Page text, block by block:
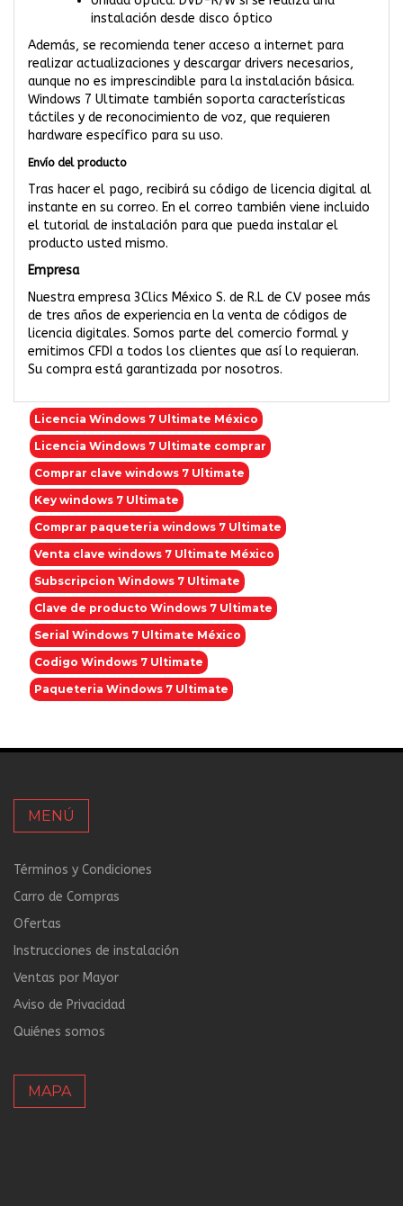
instalación desde disco óptico
Además, se recomienda tener acceso a internet para
realizar actualizaciones y descargar drivers necesarios,
aunque no es imprescindible para la instalación básica.
Windows 7 Ultimate también soporta características
táctiles y de reconocimiento de voz, que requieren
hardware específico para su uso.
Envío del producto
Tras hacer el pago, recibirá su código de licencia digital al
instante en su correo. En el correo también viene incluido
el tutorial de instalación para que pueda instalar el
producto usted mismo.
Empresa
Nuestra empresa 3Clics México S. de R.L de C.V posee más
de tres años de experiencia en la venta de códigos de
licencia digitales. Somos parte del comercio formal y
emitimos CFDI a todos los clientes que así lo requieran.
Su compra está garantizada por nosotros.
Licencia Windows 7 Ultimate México
Licencia Windows 7 Ultimate comprar
Comprar clave windows 7 Ultimate
Key windows 7 Ultimate
Comprar paqueteria windows 7 Ultimate
Venta clave windows 7 Ultimate México
Subscripcion Windows 7 Ultimate
Clave de producto Windows 7 Ultimate
Serial Windows 7 Ultimate México
Codigo Windows 7 Ultimate
Paqueteria Windows 7 Ultimate
MENÚ
Términos y Condiciones
Carro de Compras
Ofertas
Instrucciones de instalación
Ventas por Mayor
Aviso de Privacidad
Quiénes somos
MAPA